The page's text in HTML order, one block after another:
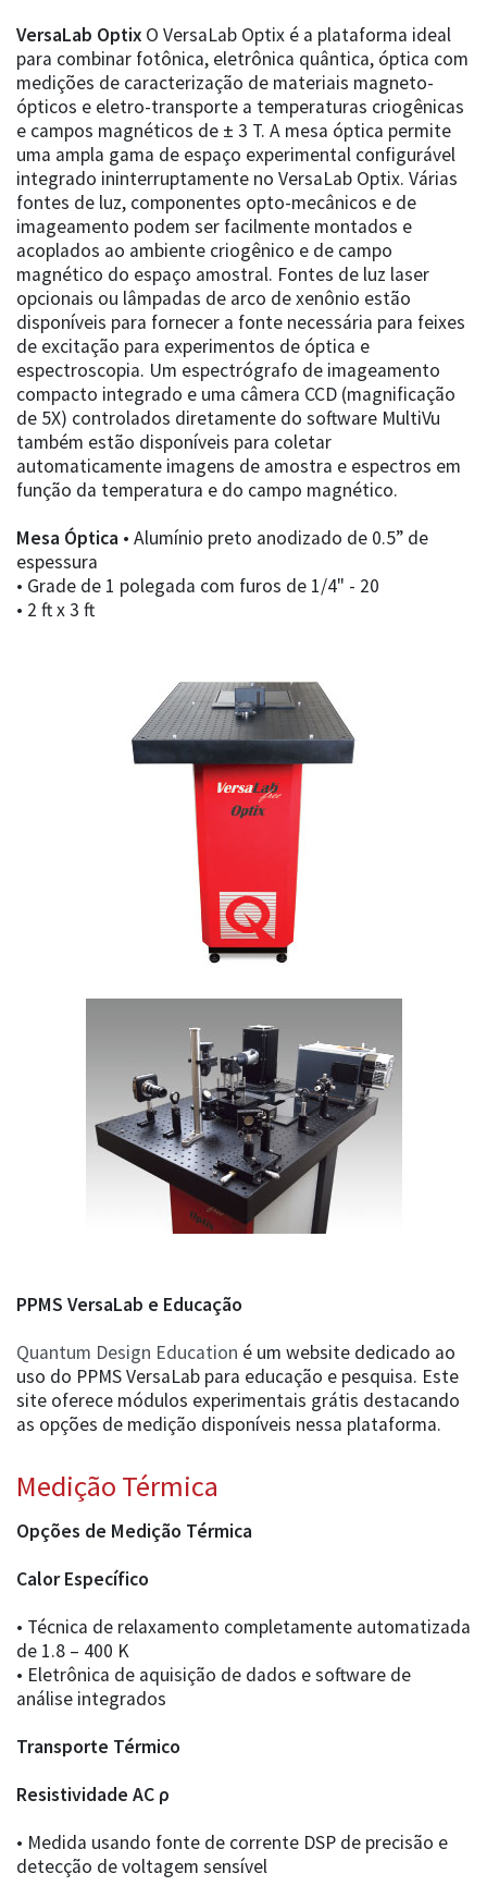
VersaLab Optix O VersaLab Optix é a plataforma ideal
para combinar fotônica, eletrônica quântica, óptica com
medições de caracterização de materiais magneto-
ópticos e eletro-transporte a temperaturas criogênicas
e campos magnéticos de ± 3 T. A mesa óptica permite
uma ampla gama de espaço experimental configurável
integrado ininterruptamente no VersaLab Optix. Várias
fontes de luz, componentes opto-mecânicos e de
imageamento podem ser facilmente montados e
acoplados ao ambiente criogênico e de campo
magnético do espaço amostral. Fontes de luz laser
opcionais ou lâmpadas de arco de xenônio estão
disponíveis para fornecer a fonte necessária para feixes
de excitação para experimentos de óptica e
espectroscopia. Um espectrógrafo de imageamento
compacto integrado e uma câmera CCD (magnificação
de 5X) controlados diretamente do software MultiVu
também estão disponíveis para coletar
automaticamente imagens de amostra e espectros em
função da temperatura e do campo magnético.
Mesa Óptica • Alumínio preto anodizado de 0.5” de
espessura
• Grade de 1 polegada com furos de 1/4" - 20
• 2 ft x 3 ft
PPMS VersaLab e Educação
Quantum Design Education é um website dedicado ao
uso do PPMS VersaLab para educação e pesquisa. Este
site oferece módulos experimentais grátis destacando
as opções de medição disponíveis nessa plataforma.
Medição Térmica
Opções de Medição Térmica
Calor Específico
• Técnica de relaxamento completamente automatizada
de 1.8 – 400 K
• Eletrônica de aquisição de dados e software de
análise integrados
Transporte Térmico
Resistividade AC ρ
• Medida usando fonte de corrente DSP de precisão e
detecção de voltagem sensível